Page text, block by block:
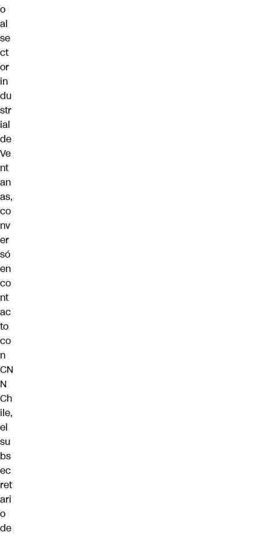
o
al
se
ct
or
in
du
str
ial
de
Ve
nt
an
as,
co
nv
er
só
en
co
nt
ac
to
co
n
CN
N
Ch
ile,
el
su
bs
ec
ret
ari
o
de